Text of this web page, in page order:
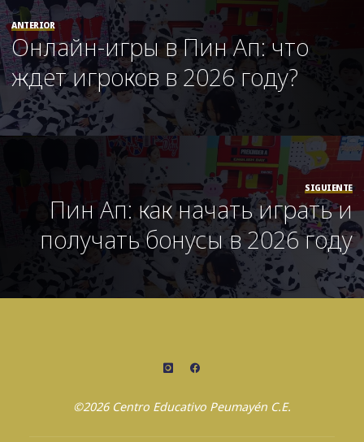
ANTERIOR
Онлайн-игры в Пин Ап: что
ждет игроков в 2026 году?
SIGUIENTE
Пин Ап: как начать играть и
получать бонусы в 2026 году
©2026 Centro Educativo Peumayén C.E.